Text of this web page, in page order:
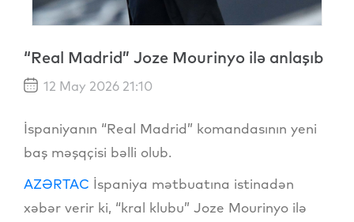
“Real Madrid” Joze Mourinyo ilə anlaşıb
12 May 2026 21:10
İspaniyanın “Real Madrid” komandasının yeni
baş məşqçisi bəlli olub.
AZƏRTAC İspaniya mətbuatına istinadən
xəbər verir ki, “kral klubu” Joze Mourinyo ilə